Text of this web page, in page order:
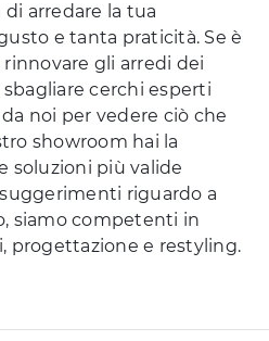
arredare la tua
e tanta praticità. Se è
gli arredi dei
cerchi esperti
noi per vedere ciò che
showroom hai la
soluzioni più valide
riguardo a
siamo competenti in
progettazione e restyling.